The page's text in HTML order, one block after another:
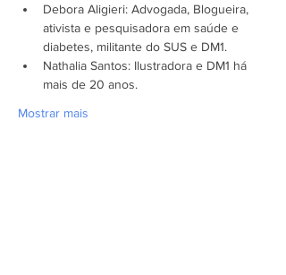
Debora Aligieri: Advogada, Blogueira,
ativista e pesquisadora em saúde e
diabetes, militante do SUS e DM1.
Nathalia Santos: Ilustradora e DM1 há
mais de 20 anos.
Mostrar mais